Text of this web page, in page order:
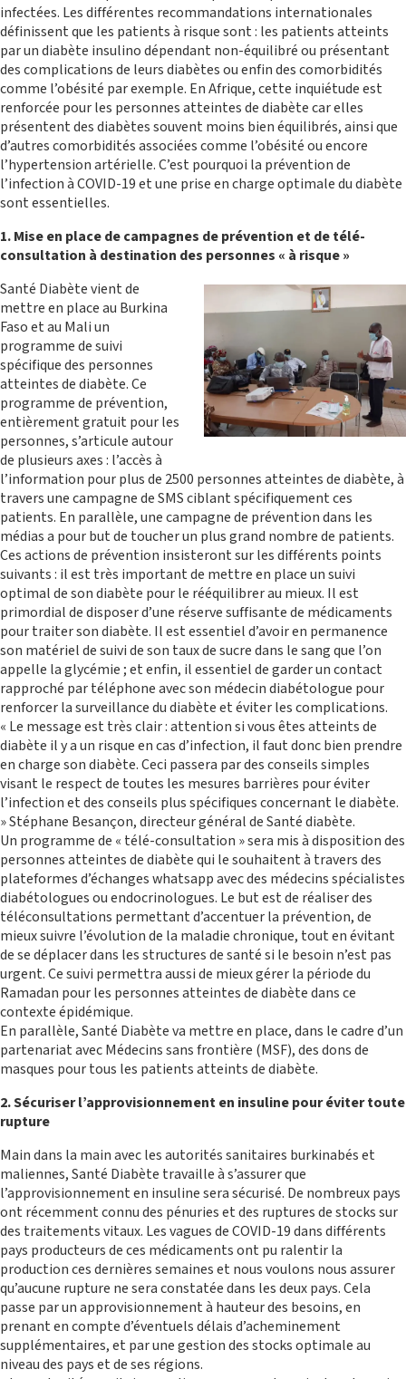
FRANCE
MISSIONS INTERNATIONALES
ACTIONS DE PLAIDOYER
RECHERCHE
CENTRE DE RESSOURCES
infectées. Les différentes recommandations internationales
définissent que les patients à risque sont : les patients atteints
par un diabète insulino dépendant non-équilibré ou présentant
des complications de leurs diabètes ou enfin des comorbidités
comme l’obésité par exemple. En Afrique, cette inquiétude est
renforcée pour les personnes atteintes de diabète car elles
présentent des diabètes souvent moins bien équilibrés, ainsi que
d’autres comorbidités associées comme l’obésité ou encore
l’hypertension artérielle. C’est pourquoi la prévention de
l’infection à COVID-19 et une prise en charge optimale du diabète
sont essentielles.
1. Mise en place de campagnes de prévention et de télé-
consultation à destination des personnes « à risque »
Santé Diabète vient de
mettre en place au Burkina
Faso et au Mali un
programme de suivi
spécifique des personnes
atteintes de diabète. Ce
programme de prévention,
entièrement gratuit pour les
personnes, s’articule autour
de plusieurs axes : l’accès à
l’information pour plus de 2500 personnes atteintes de diabète, à
travers une campagne de SMS ciblant spécifiquement ces
patients. En parallèle, une campagne de prévention dans les
médias a pour but de toucher un plus grand nombre de patients.
Ces actions de prévention insisteront sur les différents points
suivants : il est très important de mettre en place un suivi
optimal de son diabète pour le rééquilibrer au mieux. Il est
primordial de disposer d’une réserve suffisante de médicaments
pour traiter son diabète. Il est essentiel d’avoir en permanence
son matériel de suivi de son taux de sucre dans le sang que l’on
appelle la glycémie ; et enfin, il essentiel de garder un contact
rapproché par téléphone avec son médecin diabétologue pour
renforcer la surveillance du diabète et éviter les complications.
« Le message est très clair : attention si vous êtes atteints de
diabète il y a un risque en cas d’infection, il faut donc bien prendre
en charge son diabète. Ceci passera par des conseils simples
visant le respect de toutes les mesures barrières pour éviter
l’infection et des conseils plus spécifiques concernant le diabète.
» Stéphane Besançon, directeur général de Santé diabète.
Un programme de « télé-consultation » sera mis à disposition des
personnes atteintes de diabète qui le souhaitent à travers des
plateformes d’échanges whatsapp avec des médecins spécialistes
diabétologues ou endocrinologues. Le but est de réaliser des
téléconsultations permettant d’accentuer la prévention, de
mieux suivre l’évolution de la maladie chronique, tout en évitant
de se déplacer dans les structures de santé si le besoin n’est pas
urgent. Ce suivi permettra aussi de mieux gérer la période du
Ramadan pour les personnes atteintes de diabète dans ce
contexte épidémique.
En parallèle, Santé Diabète va mettre en place, dans le cadre d’un
partenariat avec Médecins sans frontière (MSF), des dons de
masques pour tous les patients atteints de diabète.
2. Sécuriser l’approvisionnement en insuline pour éviter toute
rupture
Main dans la main avec les autorités sanitaires burkinabés et
maliennes, Santé Diabète travaille à s’assurer que
l’approvisionnement en insuline sera sécurisé. De nombreux pays
ont récemment connu des pénuries et des ruptures de stocks sur
des traitements vitaux. Les vagues de COVID-19 dans différents
pays producteurs de ces médicaments ont pu ralentir la
production ces dernières semaines et nous voulons nous assurer
qu’aucune rupture ne sera constatée dans les deux pays. Cela
passe par un approvisionnement à hauteur des besoins, en
prenant en compte d’éventuels délais d’acheminement
supplémentaires, et par une gestion des stocks optimale au
niveau des pays et de ses régions.